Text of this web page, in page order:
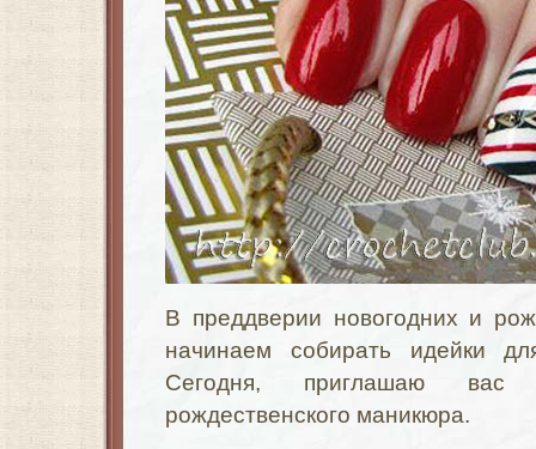
В преддверии новогодних и
начинаем собирать идейки
Сегодня, приглашаю
рождественского маникюра.